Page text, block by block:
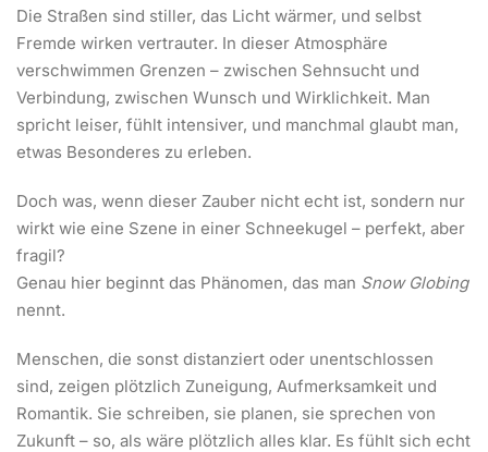
Die Straßen sind stiller, das Licht wärmer, und selbst
Fremde wirken vertrauter. In dieser Atmosphäre
verschwimmen Grenzen – zwischen Sehnsucht und
Verbindung, zwischen Wunsch und Wirklichkeit. Man
spricht leiser, fühlt intensiver, und manchmal glaubt man,
etwas Besonderes zu erleben.
Doch was, wenn dieser Zauber nicht echt ist, sondern nur
wirkt wie eine Szene in einer Schneekugel – perfekt, aber
fragil?
Genau hier beginnt das Phänomen, das man Snow Globing
nennt.
Menschen, die sonst distanziert oder unentschlossen
sind, zeigen plötzlich Zuneigung, Aufmerksamkeit und
Romantik. Sie schreiben, sie planen, sie sprechen von
Zukunft – so, als wäre plötzlich alles klar. Es fühlt sich echt